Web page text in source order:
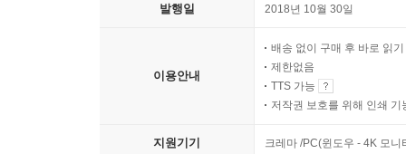
발행일 2018년 10월 30일
이용안내
배송 없이 구매 후 바로 읽기
제한없음
TTS 가능
저작권 보호를 위해 인쇄 기
지원기기 크레마 /PC(윈도우 - 4K 모